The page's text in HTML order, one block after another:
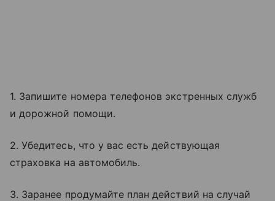
1. Запишите номера телефонов экстренных служб
и дорожной помощи.
2. Убедитесь, что у вас есть действующая
страховка на автомобиль.
3. Заранее продумайте план действий на случай